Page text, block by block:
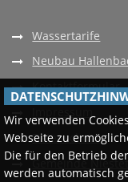
Wassertarife
Neubau
Kontaktformular
Impressum
Datenschutz
Gemeinde
Wir verwenden
Webseite zu
Die für den Betrieb
werden automatisch